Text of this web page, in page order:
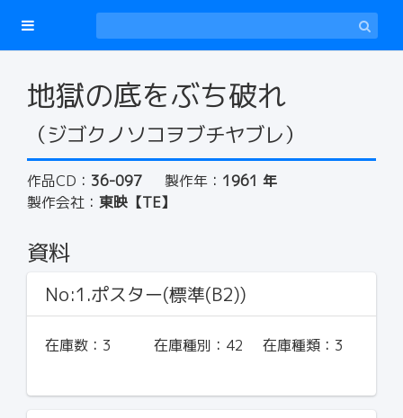
地獄の底をぶち破れ
（ジゴクノソコヲブチヤブレ）
作品CD： 36-097 製作年： 1961 年
製作会社： 東映【TE】
資料
No:1.ポスター(標準(B2))
在庫数： 3 在庫種別： 42 在庫種類： 3